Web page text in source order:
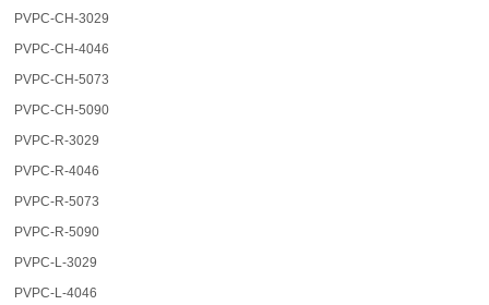
PVPC-CH-3029
PVPC-CH-4046
PVPC-CH-5073
PVPC-CH-5090
PVPC-R-3029
PVPC-R-4046
PVPC-R-5073
PVPC-R-5090
PVPC-L-3029
PVPC-L-4046